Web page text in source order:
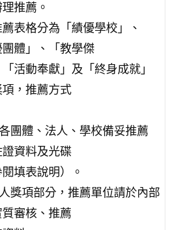
推薦。
表格分為「績優學校」、
團體」、「教學傑
活動奉獻」及「終身成就」
，推薦方式
團體、法人、學校備妥推薦
資料及光碟
閱填表說明）。
獎項部分，推薦單位請於內部
審核、推薦